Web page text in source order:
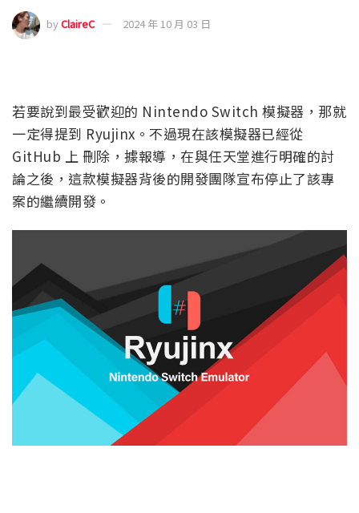
byClaireC 2024 年 10 月 03 日
若要說到最受歡迎的 Nintendo Switch 模擬器，那就
一定得提到 Ryujinx。不過現在該模擬器已經從
GitHub 上 刪除，據報導，在與任天堂進行明確的討
論之後，這款模擬器背後的開發團隊宣布停止了該專
案的繼續開發。